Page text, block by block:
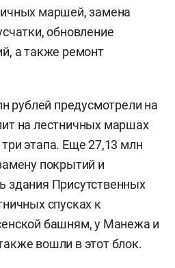
маршей, замена
обновление
а также ремонт
рублей предусмотрели на
на лестничных маршах
этапа. Еще 27,13 млн
покрытий и
здания Присутственных
спусках к
башням, у Манежа и
вошли в этот блок.